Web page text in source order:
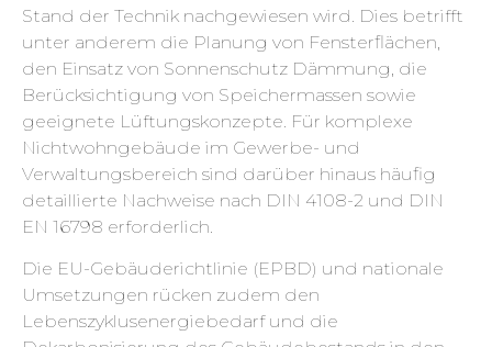
Stand der Technik nachgewiesen wird. Dies betrifft
unter anderem die Planung von Fensterflächen,
den Einsatz von Sonnenschutz Dämmung, die
Berücksichtigung von Speichermassen sowie
geeignete Lüftungskonzepte. Für komplexe
Nichtwohngebäude im Gewerbe- und
Verwaltungsbereich sind darüber hinaus häufig
detaillierte Nachweise nach DIN 4108-2 und DIN
EN 16798 erforderlich.
Die EU-Gebäuderichtlinie (EPBD) und nationale
Umsetzungen rücken zudem den
Lebenszyklusenergiebedarf und die